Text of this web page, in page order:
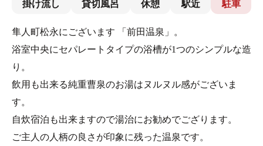
掛け流し 貸切風呂 休憩 駅近 駐車
隼人町松永にございます 「前田温泉」。
浴室中央にセパレートタイプの浴槽が1つのシンプルな造
り。
飲用も出来る純重曹泉のお湯はヌルヌル感がございま
す。
自炊宿泊も出来ますので湯治にお勧めでござります。
ご主人の人柄の良さが印象に残った温泉です。